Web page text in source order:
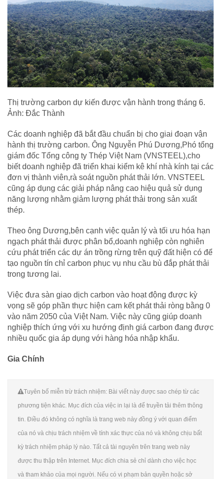
Thị trường carbon dự kiến được vận hành trong tháng 6.
Ảnh: Đắc Thành
Các doanh nghiệp đã bắt đầu chuẩn bị cho giai đoạn vận
hành thị trường carbon. Ông Nguyễn Phú Dương,Phó tổng
giám đốc Tổng công ty Thép Việt Nam (VNSTEEL),cho
biết doanh nghiệp đã triển khai kiểm kê khí nhà kính tại các
đơn vị thành viên,rà soát nguồn phát thải lớn. VNSTEEL
cũng áp dụng các giải pháp nâng cao hiệu quả sử dụng
năng lượng nhằm giảm lượng phát thải trong sản xuất
thép.
Theo ông Dương,bên cạnh việc quản lý và tối ưu hóa hạn
ngạch phát thải được phân bổ,doanh nghiệp còn nghiên
cứu phát triển các dự án trồng rừng trên quỹ đất hiện có để
tạo nguồn tín chỉ carbon phục vụ nhu cầu bù đắp phát thải
trong tương lai.
Việc đưa sàn giao dịch carbon vào hoạt động được kỳ
vọng sẽ góp phần thực hiện cam kết phát thải ròng bằng 0
vào năm 2050 của Việt Nam. Việc này cũng giúp doanh
nghiệp thích ứng với xu hướng định giá carbon đang được
nhiều quốc gia áp dụng với hàng hóa nhập khẩu.
Gia Chính
Tuyên bố miễn trừ trách nhiệm: Bài viết này được sao chép từ các
phương tiện khác. Mục đích của việc in lại là để truyền tải thêm thông
tin. Điều đó không có nghĩa là trang web này đồng ý với quan điểm
của nó và chịu trách nhiệm về tính xác thực của nó và không chịu bất
kỳ trách nhiệm pháp lý nào. Tất cả tài nguyên trên trang web này
được thu thập trên Internet. Mục đích chia sẻ chỉ dành cho việc học
và tham khảo của mọi người. Nếu có vi phạm bản quyền hoặc sở